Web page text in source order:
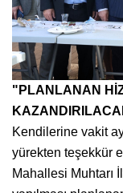
"PLANLANAN
Kendilerine vakit
yürekten teşekkür
Mahallesi Muhtarı